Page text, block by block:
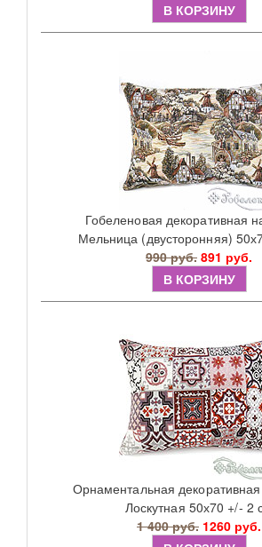
В КОРЗИНУ
Гобеленовая декоративная
Мельница (двусторонняя)
990 руб. 891 руб.
В КОРЗИНУ
Орнаментальная
Лоскутная 50х70 +/- 2
1 400 руб. 1260 руб.